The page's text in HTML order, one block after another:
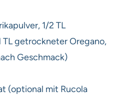
1/2 TL
TL getrockneter Oregano,
Geschmack)
(optional mit Rucola